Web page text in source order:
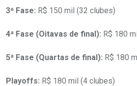
3ª Fase: R$ 150 mil (32 clubes)
4ª Fase (Oitavas de final): R$ 180
5ª Fase (Quartas de final): R$ 180
Playoffs: R$ 180 mil (4 clubes)